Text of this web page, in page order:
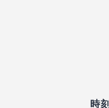
時刻